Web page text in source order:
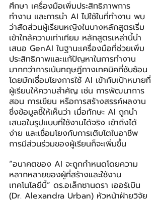
ศึกษา เครื่องมือเพิ่มประสิทธิภาพการ
ทำงาน และการนำ AI ไปใช้ในที่ทำงาน พบ
ว่าสัดส่วนผู้เรียนหญิงในบางหลักสูตรเริ่ม
เข้าใกล้ความเท่าเทียม หลักสูตรเหล่านี้นำ
เสนอ GenAI ในฐานะเครื่องมือที่ช่วยเพิ่ม
ประสิทธิภาพและแก้ปัญหาในการทำงาน
มากกว่าการเน้นทฤษฎีทางเทคนิคที่ซับซ้อน
โดยมักเชื่อมโยงการใช้ AI เข้ากับเป้าหมายที่
ผู้เรียนให้ความสำคัญ เช่น การพัฒนาการ
สอน การเขียน หรือการสร้างสรรค์ผลงาน
ซึ่งข้อมูลชี้ให้เห็นว่า เมื่อทักษะ AI ถูกนำ
เสนอในรูปแบบที่ใช้งานได้จริง เข้าถึงได้
ง่าย และเชื่อมโยงกับการเติบโตในอาชีพ
การมีส่วนร่วมของผู้เรียนก็จะเพิ่มขึ้น
“อนาคตของ AI จะถูกกำหนดโดยความ
หลากหลายของผู้ที่สร้างและใช้งาน
เทคโนโลยีนี้” ดร.อเล็กซานดรา เออร์เบิน
(Dr. Alexandra Urban) หัวหน้าฝ่ายวิจัย